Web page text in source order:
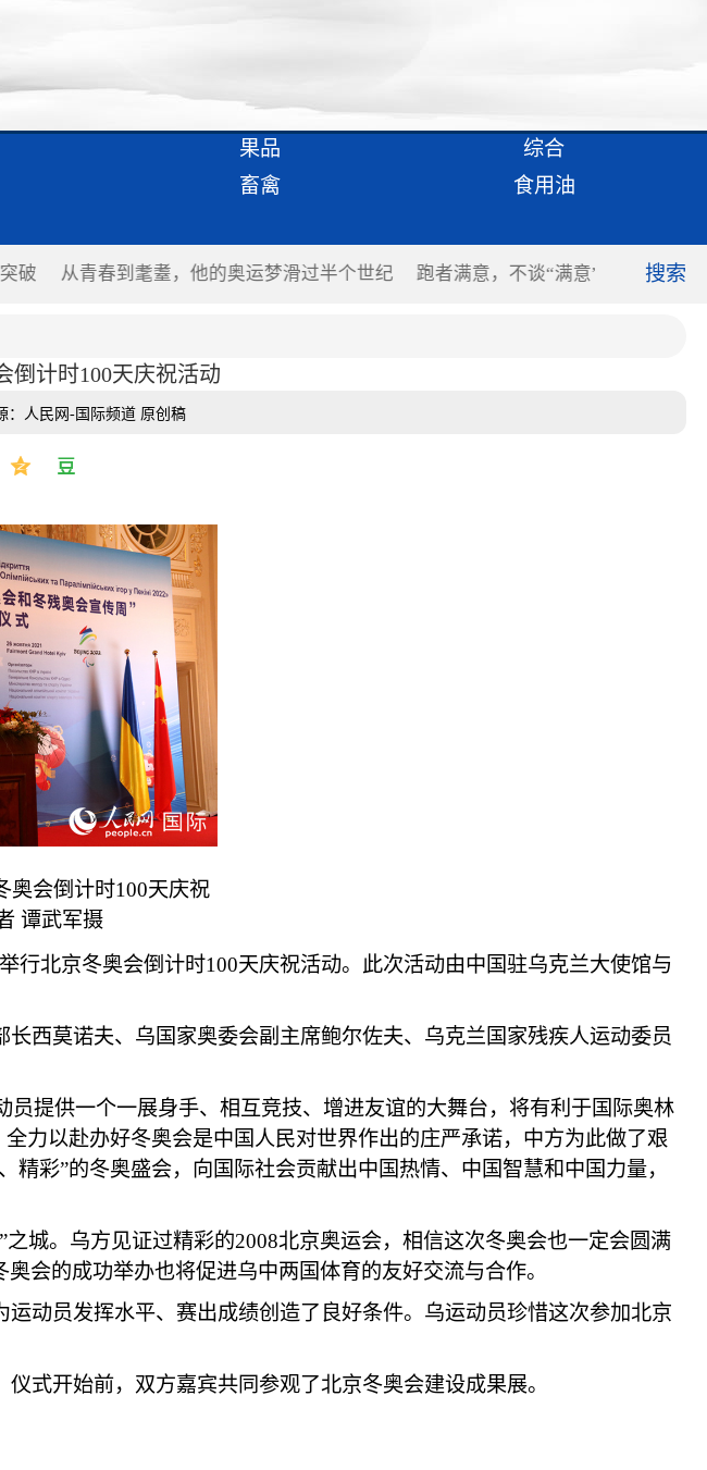
果品
综合
畜禽
食用油
破 从青春到耄耋，他的奥运梦滑过半个世纪 跑者满意，不谈“满意” 数字化
搜索
倒计时100天庆祝活动
：人民网-国际频道 原创稿
奥会倒计时100天庆祝
谭武军摄
行北京冬奥会倒计时100天庆祝活动。此次活动由中国驻乌克兰大使馆与
西莫诺夫、乌国家奥委会副主席鲍尔佐夫、乌克兰国家残疾人运动委员
提供一个一展身手、相互竞技、增进友谊的大舞台，将有利于国际奥林
力以赴办好冬奥会是中国人民对世界作出的庄严承诺，中方为此做了艰
彩”的冬奥盛会，向国际社会贡献出中国热情、中国智慧和中国力量，
城。乌方见证过精彩的2008北京奥运会，相信这次冬奥会也一定会圆满
会的成功举办也将促进乌中两国体育的友好交流与合作。
动员发挥水平、赛出成绩创造了良好条件。乌运动员珍惜这次参加北京
式开始前，双方嘉宾共同参观了北京冬奥会建设成果展。